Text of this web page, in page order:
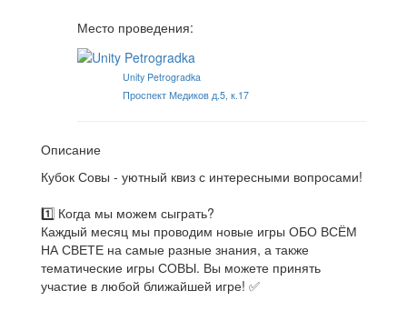
Место проведения:
Unity Petrogradka
Проспект Медиков д.5, к.17
Описание
Кубок Совы - уютный квиз с интересными вопросами!
1️⃣ Когда мы можем сыграть?
Каждый месяц мы проводим новые игры ОБО ВСЁМ
НА СВЕТЕ на самые разные знания, а также
тематические игры СОВЫ. Вы можете принять
участие в любой ближайшей игре! ✅️️️️️️